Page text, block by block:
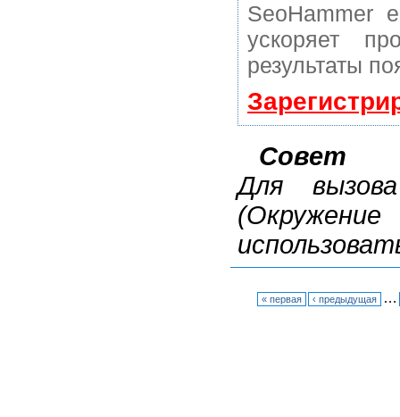
SeoHammer
ускоряет
результаты
Совет
Для
« первая ‹ предыдущая …